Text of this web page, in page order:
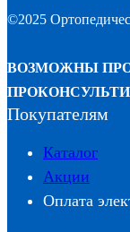
©2025
ВОЗМОЖНЫ
Покупателям
Каталог
Акции
Оплата